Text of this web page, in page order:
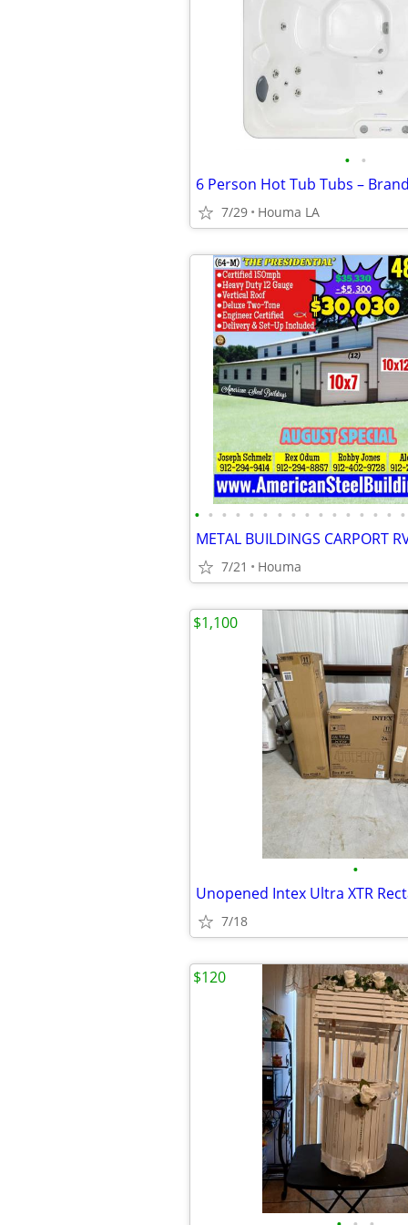
• •
7/29 Houma LA
• • • • • • • • • • • • • • • •
7/21 Houma
•
7/18
$1,100
$120